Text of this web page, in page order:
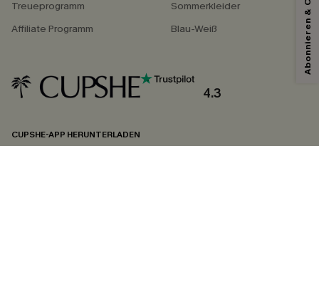
Treueprogramm
Affiliate Programm
Sommerkleider
Blau-Weiß
4.3
CUPSHE-APP HERUNTERLADEN
undDatenschutzbestimmungen. Sie können sich jederzeit abmelden.